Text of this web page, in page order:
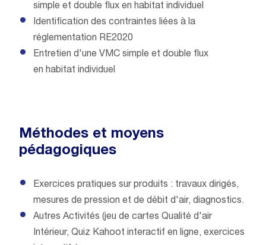
simple et double flux en habitat individuel
Identification des contraintes liées à la
réglementation RE2020
Entretien d'une VMC simple et double flux
en habitat individuel
Méthodes et moyens
pédagogiques
Exercices pratiques sur produits : travaux dirigés,
mesures de pression et de débit d'air, diagnostics.
Autres Activités (jeu de cartes Qualité d'air
Intérieur, Quiz Kahoot interactif en ligne, exercices